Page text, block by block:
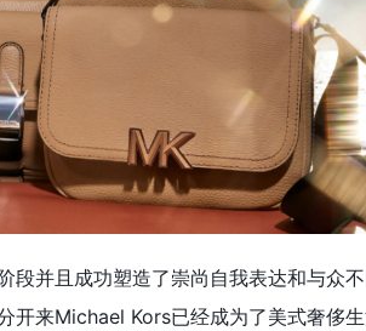
并且成功塑造了崇尚自我表达和与众不
开来Michael Kors已经成为了美式奢侈